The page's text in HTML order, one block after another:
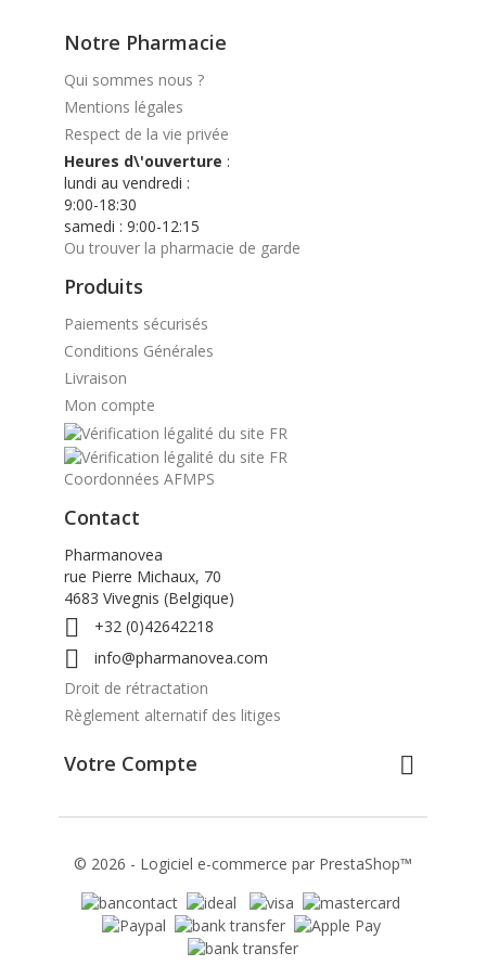
Notre Pharmacie
Qui sommes nous ?
Mentions légales
Respect de la vie privée
Heures d\'ouverture :
lundi au vendredi :
9:00-18:30
samedi : 9:00-12:15
Ou trouver la pharmacie de garde
Produits
Paiements sécurisés
Conditions Générales
Livraison
Mon compte
Coordonnées AFMPS
Contact
Pharmanovea
rue Pierre Michaux, 70
4683 Vivegnis (Belgique)
 +32 (0)42642218

info@pharmanovea.com
Droit de rétractation
Règlement alternatif des litiges
Votre Compte 
© 2026 - Logiciel e-commerce par PrestaShop™